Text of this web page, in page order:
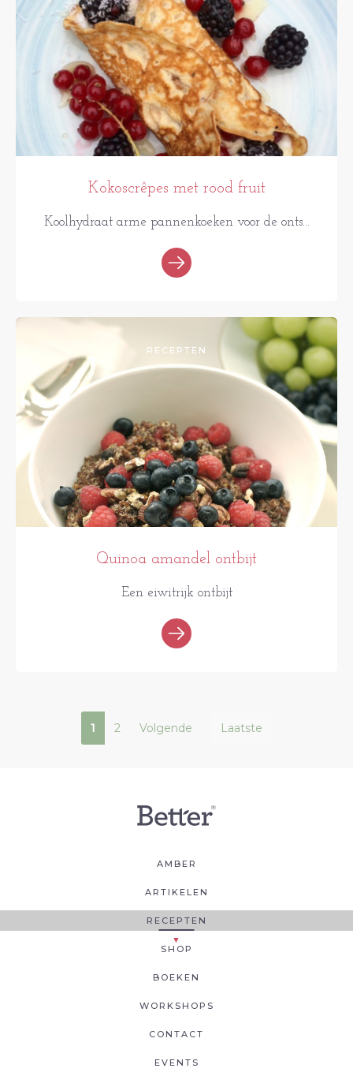
Kokoscrêpes met rood fruit
Koolhydraat arme pannenkoeken voor de onts...
RECEPTEN
Quinoa amandel ontbijt
Een eiwitrijk ontbijt
1 2 Volgende Laatste
AMBER
ARTIKELEN
RECEPTEN
SHOP
BOEKEN
WORKSHOPS
CONTACT
EVENTS